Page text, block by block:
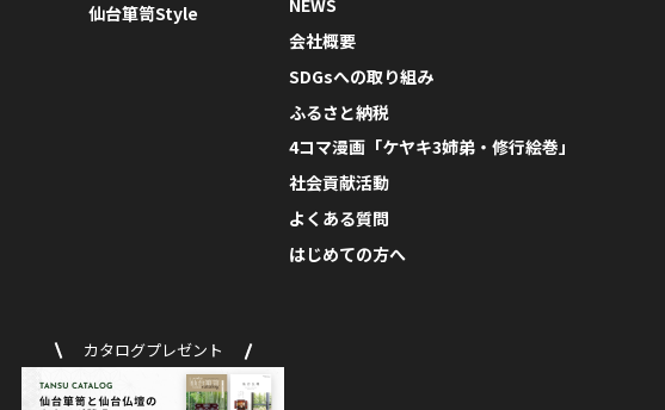
仙台箪笥Style
NEWS
会社概要
SDGsへの取り組み
ふるさと納税
4コマ漫画「ケヤキ3姉弟・修行絵巻」
社会貢献活動
よくある質問
はじめての方へ
カタログプレゼント